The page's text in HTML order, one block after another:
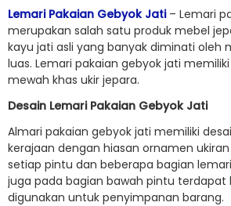
Lemari Pakaian Gebyok Jati– Lemari
merupakan salah satu produk mebel
kayu jati asli yang banyak diminati oleh
luas. Lemari pakaian gebyok jati
mewah khas ukir jepara.
Desain Lemari Pakaian Gebyok Jati
Almari pakaian gebyok jati memiliki
kerajaan dengan hiasan ornamen
setiap pintu dan beberapa bagian
juga pada bagian bawah pintu terdapat
digunakan untuk penyimpanan barang.